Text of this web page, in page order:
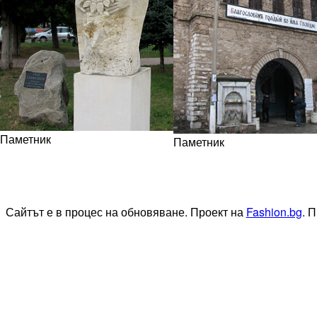
Паметник Паметник
Сайтът е в процес на обновяване. Проект на Fashion.bg.